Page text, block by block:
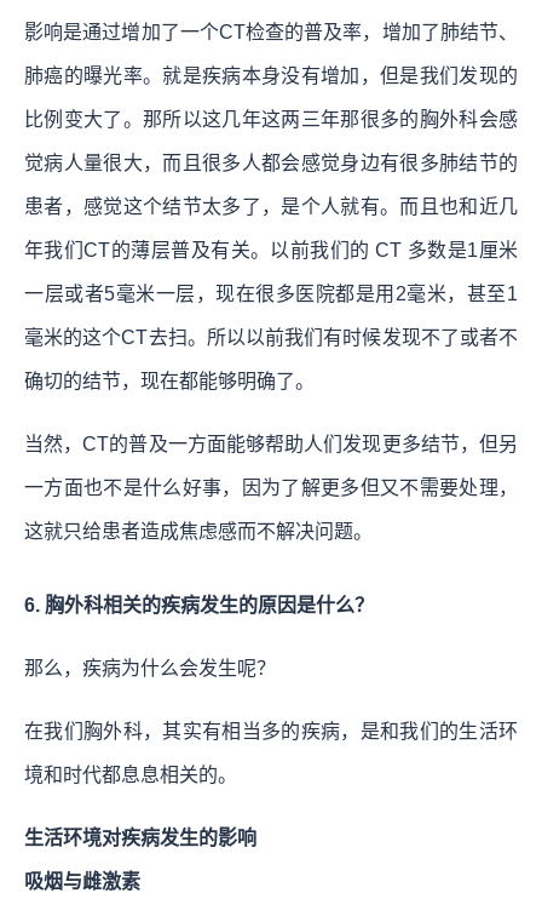
影响是通过增加了一个CT检查的普及率，增加了肺结节、
肺癌的曝光率。就是疾病本身没有增加，但是我们发现的
比例变大了。那所以这几年这两三年那很多的胸外科会感
觉病人量很大，而且很多人都会感觉身边有很多肺结节的
患者，感觉这个结节太多了，是个人就有。而且也和近几
年我们CT的薄层普及有关。以前我们的 CT 多数是1厘米
一层或者5毫米一层，现在很多医院都是用2毫米，甚至1
毫米的这个CT去扫。所以以前我们有时候发现不了或者不
确切的结节，现在都能够明确了。
当然，CT的普及一方面能够帮助人们发现更多结节，但另
一方面也不是什么好事，因为了解更多但又不需要处理，
这就只给患者造成焦虑感而不解决问题。
6. 胸外科相关的疾病发生的原因是什么？
那么，疾病为什么会发生呢？
在我们胸外科，其实有相当多的疾病，是和我们的生活环
境和时代都息息相关的。
生活环境对疾病发生的影响
吸烟与雌激素